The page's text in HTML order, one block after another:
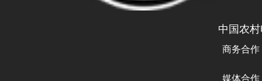
中国农
商务合
媒体合